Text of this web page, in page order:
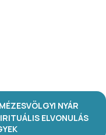
MÉZESVÖLGYI NYÁR
ELVONULÁS